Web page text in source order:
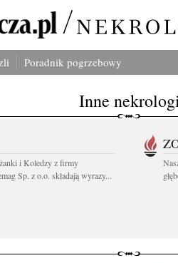
Poradnik pogrzebowy
Inne
i Koledzy z firmy
Sp. z o.o. składają wyrazy...